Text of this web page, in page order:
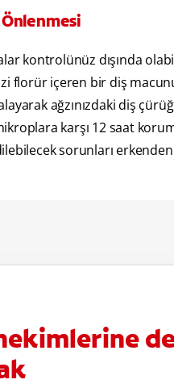
kontrolünüz dışında
florür içeren bir diş
ağzınızdaki diş
karşı 12 saat
sorunları